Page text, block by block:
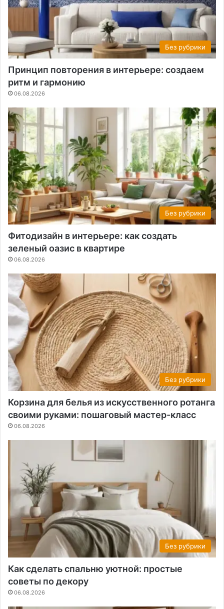
Без рубрики
Принцип повторения в интерьере: создаем
ритм и гармонию
06.08.2026
Без рубрики
Фитодизайн в интерьере: как создать
зеленый оазис в квартире
06.08.2026
Без рубрики
Корзина для белья из искусственного ротанга
своими руками: пошаговый мастер-класс
06.08.2026
Без рубрики
Как сделать спальню уютной: простые
советы по декору
06.08.2026